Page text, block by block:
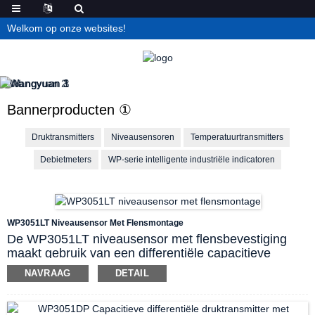
Welkom op onze websites!
Bannerproducten ①
Druktransmitters Niveausensoren Temperatuurtransmitters
Debietmeters WP-serie intelligente industriële indicatoren
WP3051LT Niveausensor Met Flensmontage
De WP3051LT niveausensor met flensbevestiging
maakt gebruik van een differentiële capacitieve
druksensor voor nauwkeurige drukmeting van water
en andere vloeistoffen in diverse containers.
tussen het procesmedium en de differentiële
NAVRAAG DETAIL